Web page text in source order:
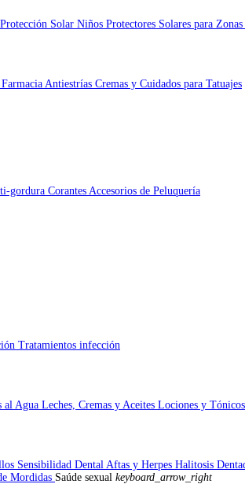
Protección Solar Niños Protectores Solares para Zonas
Antiestrías Cremas y Cuidados para Tatuajes
gordura Corantes Accesorios de Peluquería
Tratamientos infección
al Agua Leches, Cremas y Aceites Lociones y Tónicos
Sensibilidad Dental Aftas y Herpes Halitosis
Mordidas Saúde sexual keyboard_arrow_right